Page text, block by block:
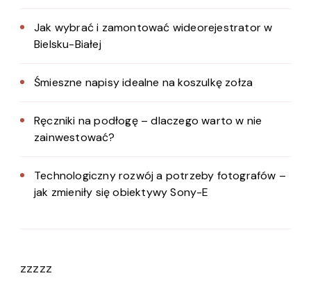
Jak wybrać i zamontować wideorejestrator w
Bielsku-Białej
Śmieszne napisy idealne na koszulkę zołza
Ręczniki na podłogę – dlaczego warto w nie
zainwestować?
Technologiczny rozwój a potrzeby fotografów –
jak zmieniły się obiektywy Sony-E
zzzzz